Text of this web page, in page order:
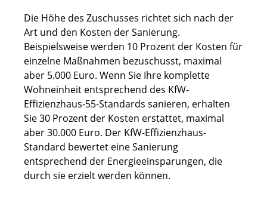
Die Höhe des Zuschusses richtet sich nach der
Art und den Kosten der Sanierung.
Beispielsweise werden 10 Prozent der Kosten für
einzelne Maßnahmen bezuschusst, maximal
aber 5.000 Euro. Wenn Sie Ihre komplette
Wohneinheit entsprechend des KfW-
Effizienzhaus-55-Standards sanieren, erhalten
Sie 30 Prozent der Kosten erstattet, maximal
aber 30.000 Euro. Der KfW-Effizienzhaus-
Standard bewertet eine Sanierung
entsprechend der Energieeinsparungen, die
durch sie erzielt werden können.